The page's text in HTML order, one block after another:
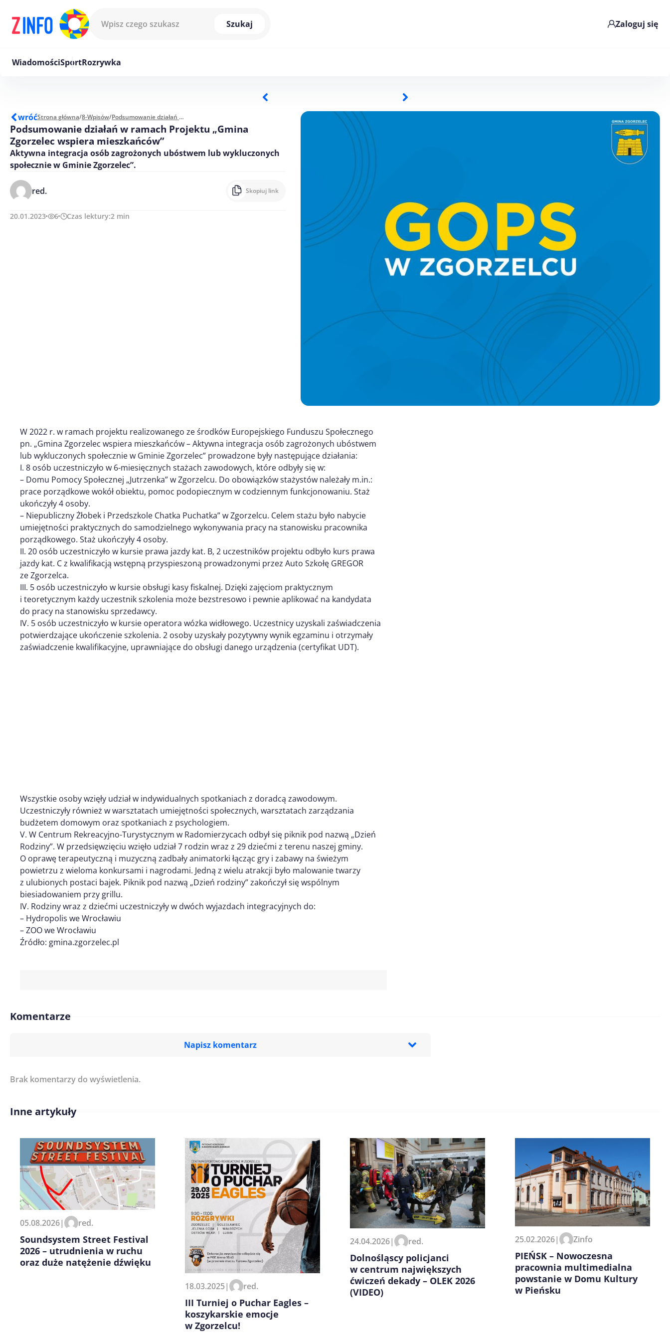
Szukaj
Zaloguj się
WiadomościSportRozrywka
wróćStrona główna/8-Wpisów/ Podsumowanie działań w ramach Projektu „Gmina Zgorzelec wspiera mieszkańców"
Podsumowanie działań w ramach Projektu „Gmina
Zgorzelec wspiera mieszkańców”
Aktywna integracja osób zagrożonych ubóstwem lub wykluczonych
społecznie w Gminie Zgorzelec”.
red. Skopiuj link
20.01.2023 6 Czas lektury:2 min
W 2022 r. w ramach projektu realizowanego ze środków Europejskiego Funduszu Społecznego
pn. „Gmina Zgorzelec wspiera mieszkańców – Aktywna integracja osób zagrożonych ubóstwem
lub wykluczonych społecznie w Gminie Zgorzelec” prowadzone były następujące działania:
I. 8 osób uczestniczyło w 6-miesięcznych stażach zawodowych, które odbyły się w:
– Domu Pomocy Społecznej „Jutrzenka” w Zgorzelcu. Do obowiązków stażystów należały m.in.:
prace porządkowe wokół obiektu, pomoc podopiecznym w codziennym funkcjonowaniu. Staż
ukończyły 4 osoby.
– Niepubliczny Żłobek i Przedszkole Chatka Puchatka” w Zgorzelcu. Celem stażu było nabycie
umiejętności praktycznych do samodzielnego wykonywania pracy na stanowisku pracownika
porządkowego. Staż ukończyły 4 osoby.
II. 20 osób uczestniczyło w kursie prawa jazdy kat. B, 2 uczestników projektu odbyło kurs prawa
jazdy kat. C z kwalifikacją wstępną przyspieszoną prowadzonymi przez Auto Szkołę GREGOR
ze Zgorzelca.
III. 5 osób uczestniczyło w kursie obsługi kasy fiskalnej. Dzięki zajęciom praktycznym
i teoretycznym każdy uczestnik szkolenia może bezstresowo i pewnie aplikować na kandydata
do pracy na stanowisku sprzedawcy.
IV. 5 osób uczestniczyło w kursie operatora wózka widłowego. Uczestnicy uzyskali zaświadczenia
potwierdzające ukończenie szkolenia. 2 osoby uzyskały pozytywny wynik egzaminu i otrzymały
zaświadczenie kwalifikacyjne, uprawniające do obsługi danego urządzenia (certyfikat UDT).
Wszystkie osoby wzięły udział w indywidualnych spotkaniach z doradcą zawodowym.
Uczestniczyły również w warsztatach umiejętności społecznych, warsztatach zarządzania
budżetem domowym oraz spotkaniach z psychologiem.
V. W Centrum Rekreacyjno-Turystycznym w Radomierzycach odbył się piknik pod nazwą „Dzień
Rodziny”. W przedsięwzięciu wzięło udział 7 rodzin wraz z 29 dziećmi z terenu naszej gminy.
O oprawę terapeutyczną i muzyczną zadbały animatorki łącząc gry i zabawy na świeżym
powietrzu z wieloma konkursami i nagrodami. Jedną z wielu atrakcji było malowanie twarzy
z ulubionych postaci bajek. Piknik pod nazwą „Dzień rodziny” zakończył się wspólnym
biesiadowaniem przy grillu.
IV. Rodziny wraz z dziećmi uczestniczyły w dwóch wyjazdach integracyjnych do:
– Hydropolis we Wrocławiu
– ZOO we Wrocławiu
Źródło: gmina.zgorzelec.pl
Komentarze
Napisz komentarz
Imię/ Nick*
Zapamiętaj moje dane w tej przeglądarce podczas pisania
kolejnych komentarzy.
Brak komentarzy do wyświetlenia.
Inne artykuły
05.08.2026| red.
Soundsystem Street Festival
2026 – utrudnienia w ruchu
oraz duże natężenie dźwięku
18.03.2025| red.
III Turniej o Puchar Eagles –
koszykarskie emocje
w Zgorzelcu!
24.04.2026| red.
Dolnośląscy policjanci
w centrum największych
ćwiczeń dekady – OLEK 2026
(VIDEO)
25.02.2026| Zinfo
PIEŃSK – Nowoczesna
pracownia multimedialna
powstanie w Domu Kultury
w Pieńsku